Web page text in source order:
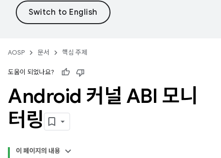
AOSP 문서 핵심 주제
도움이 되었나요?
Android 커널 ABI 모니
터링
이 페이지의 내용